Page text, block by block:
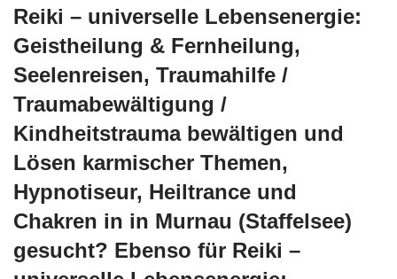
Reiki – universelle Lebensenergie:
Geistheilung & Fernheilung,
Seelenreisen, Traumahilfe /
Traumabewältigung /
Kindheitstrauma bewältigen und
Lösen karmischer Themen,
Hypnotiseur, Heiltrance und
Chakren in in Murnau (Staffelsee)
gesucht? Ebenso für Reiki –